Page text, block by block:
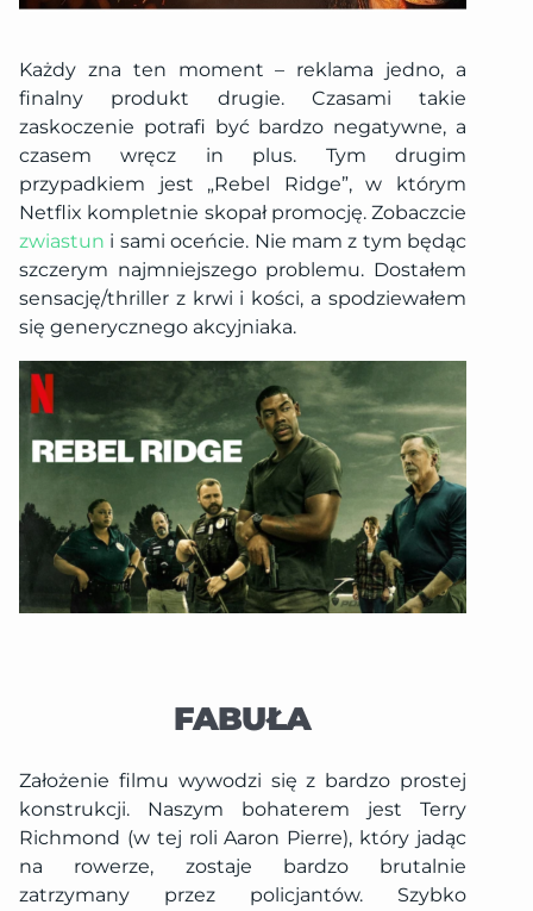
Każdy zna ten moment – reklama jedno, a
finalny produkt drugie. Czasami takie
zaskoczenie potrafi być bardzo negatywne, a
czasem wręcz in plus. Tym drugim
przypadkiem jest „Rebel Ridge”, w którym
Netflix kompletnie skopał promocję. Zobaczcie
zwiastun i sami oceńcie. Nie mam z tym będąc
szczerym najmniejszego problemu. Dostałem
sensację/thriller z krwi i kości, a spodziewałem
się generycznego akcyjniaka.
FABUŁA
Założenie filmu wywodzi się z bardzo prostej
konstrukcji. Naszym bohaterem jest Terry
Richmond (w tej roli Aaron Pierre), który jadąc
na rowerze, zostaje bardzo brutalnie
zatrzymany przez policjantów. Szybko